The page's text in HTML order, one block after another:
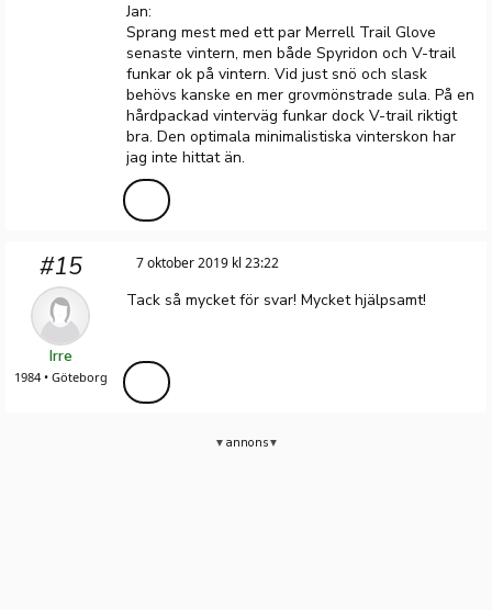
Jan:
Sprang mest med ett par Merrell Trail Glove
senaste vintern, men både Spyridon och V-trail
funkar ok på vintern. Vid just snö och slask
behövs kanske en mer grovmönstrade sula. På en
hårdpackad vinterväg funkar dock V-trail riktigt
bra. Den optimala minimalistiska vinterskon har
jag inte hittat än.
#15
Irre
1984 • Göteborg
7 oktober 2019 kl 23:22
Tack så mycket för svar! Mycket hjälpsamt!
annons